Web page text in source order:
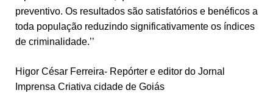
preventivo. Os resultados são satisfatórios e benéficos a
toda população reduzindo significativamente os índices
de criminalidade.’’
Higor César Ferreira- Repórter e editor do Jornal
Imprensa Criativa cidade de Goiás